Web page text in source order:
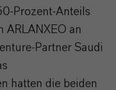
Prozent-Anteils
ARLANXEO an
Partner Saudi
hatten die beiden